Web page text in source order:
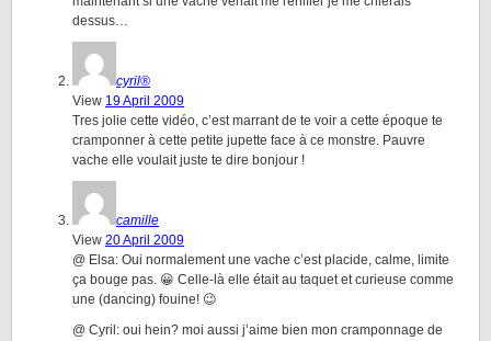
dessus…
cyril®
View 19 April 2009
Tres jolie cette vidéo, c’est marrant de te voir a cette époque te
cramponner à cette petite jupette face à ce monstre. Pauvre
vache elle voulait juste te dire bonjour !
camille
View 20 April 2009
@ Elsa: Oui normalement une vache c’est placide, calme, limite
ça bouge pas. 😀 Celle-là elle était au taquet et curieuse comme
une (dancing) fouine! 😉
@ Cyril: oui hein? moi aussi j’aime bien mon cramponnage de